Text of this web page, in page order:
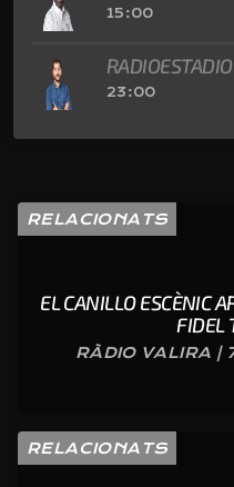
15:00
23:00
RELACIONATS
EL CANILLO ESCÈNIC
FIDEL
RÀDIO VALIRA |
RELACIONATS